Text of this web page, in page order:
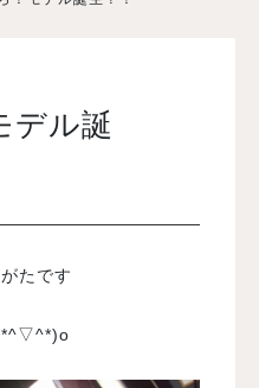
デル誕
たです